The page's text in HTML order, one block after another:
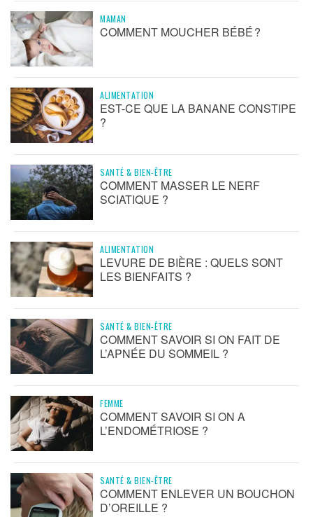
MAMAN
COMMENT MOUCHER BÉBÉ ?
ALIMENTATION
EST-CE QUE LA BANANE CONSTIPE
?
SANTÉ & BIEN-ÊTRE
COMMENT MASSER LE NERF
SCIATIQUE ?
ALIMENTATION
LEVURE DE BIÈRE : QUELS SONT
LES BIENFAITS ?
SANTÉ & BIEN-ÊTRE
COMMENT SAVOIR SI ON FAIT DE
L’APNÉE DU SOMMEIL ?
FEMME
COMMENT SAVOIR SI ON A
L’ENDOMÉTRIOSE ?
SANTÉ & BIEN-ÊTRE
COMMENT ENLEVER UN BOUCHON
D’OREILLE ?